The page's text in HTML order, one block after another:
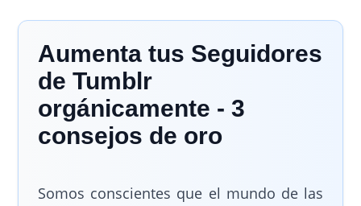
Aumenta tus Seguidores
de Tumblr
orgánicamente - 3
consejos de oro
Somos conscientes que el mundo de las